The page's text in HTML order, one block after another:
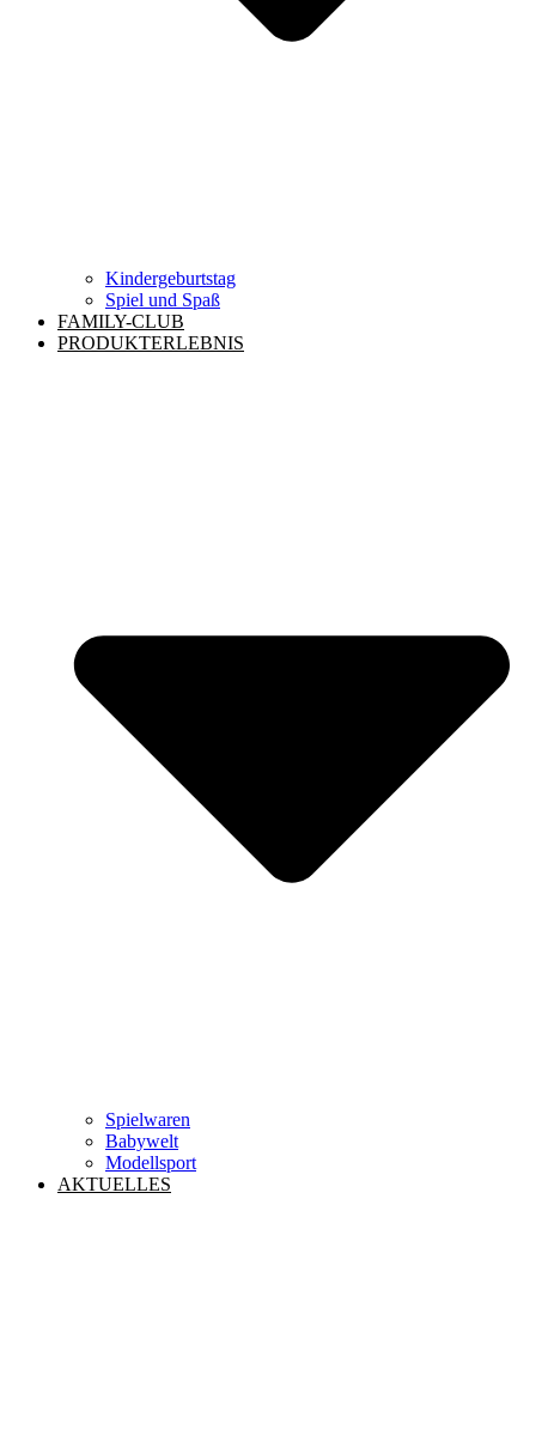
Kindergeburtstag
Spiel und Spaß
FAMILY-CLUB
PRODUKTERLEBNIS
Spielwaren
Babywelt
Modellsport
AKTUELLES